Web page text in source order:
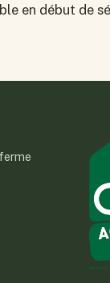
en début de